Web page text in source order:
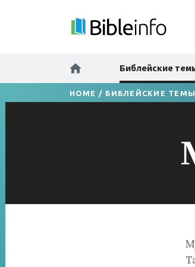
Библейские
HOME / БИБЛЕЙСКИЕ ТЕМЫ